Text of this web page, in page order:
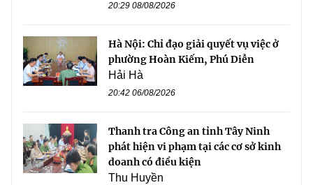
20:29 08/08/2026
Hà Nội: Chỉ đạo giải quyết vụ việc ở
phường Hoàn Kiếm, Phú Diễn
Hải Hà
20:42 06/08/2026
Thanh tra Công an tỉnh Tây Ninh
phát hiện vi phạm tại các cơ sở kinh
doanh có điều kiện
Thu Huyền